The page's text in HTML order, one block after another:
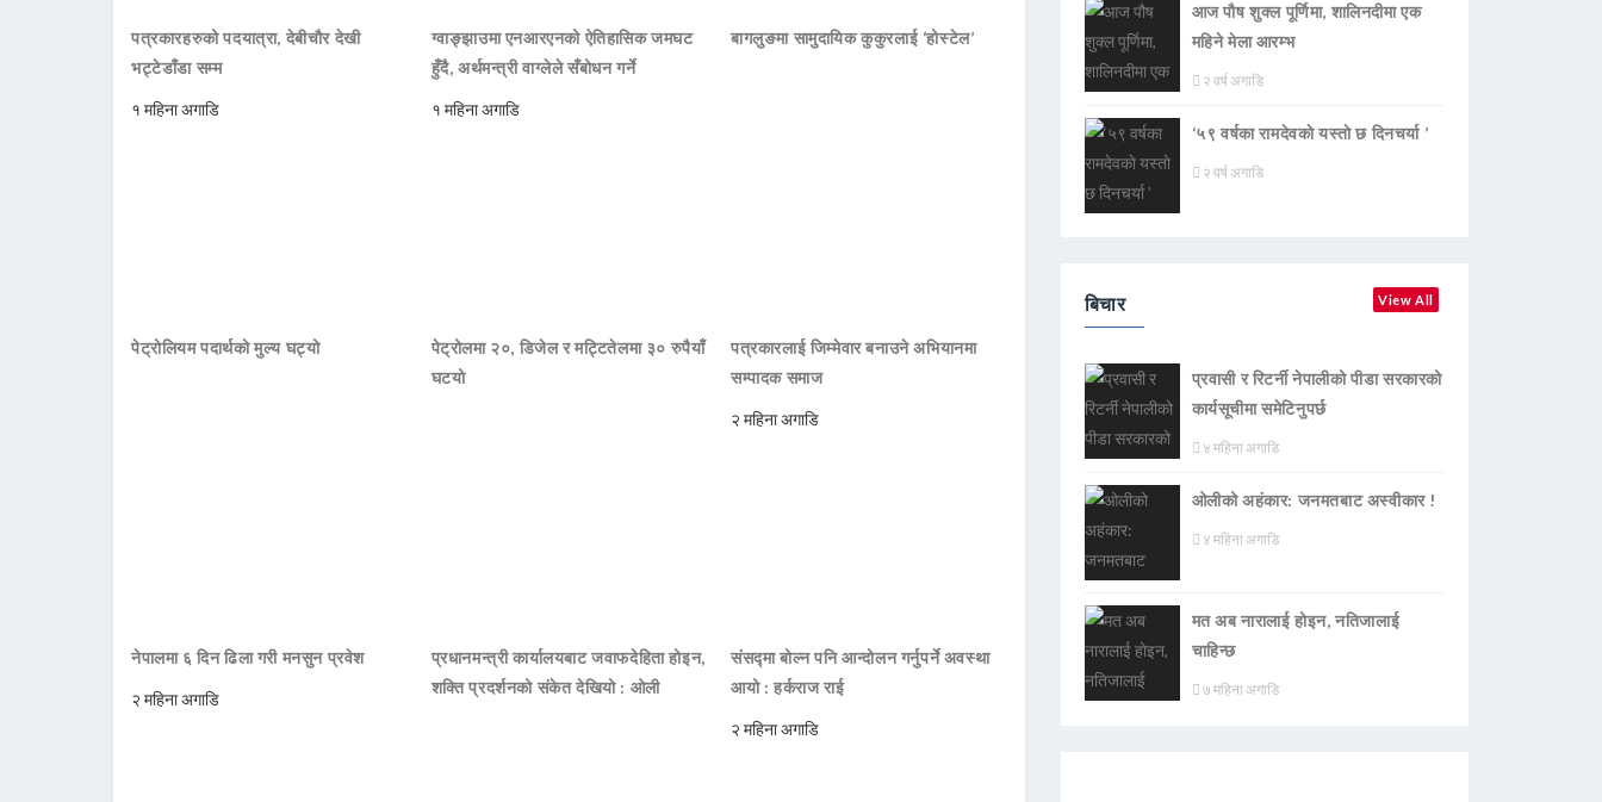
पत्रकारहरुको पदयात्रा, देबीचौर देखी
भट्टेडाँडा सम्म
१ महिना अगाडि
ग्वाङ्झाउमा एनआरएनको ऐतिहासिक जमघट
हुँदै, अर्थमन्त्री वाग्लेले सँबोधन गर्ने
१ महिना अगाडि
बागलुङमा सामुदायिक कुकुरलाई ‘होस्टेल’
पेट्रोलियम पदार्थको मुल्य घट्यो
पेट्रोलमा २०, डिजेल र मट्टितेलमा ३० रुपैयाँ
घटयो
पत्रकारलाई जिम्मेवार बनाउने अभियानमा
सम्पादक समाज
२ महिना अगाडि
नेपालमा ६ दिन ढिला गरी मनसुन प्रवेश
२ महिना अगाडि
प्रधानमन्त्री कार्यालयबाट जवाफदेहिता होइन,
शक्ति प्रदर्शनको संकेत देखियो : ओली
संसद्मा बोल्न पनि आन्दोलन गर्नुपर्ने अवस्था
आयो : हर्कराज राई
२ महिना अगाडि
आज पौष शुक्ल पूर्णिमा, शालिनदीमा एक
महिने मेला आरम्भ
२ वर्ष अगाडि
‘५९ वर्षका रामदेवकाे यस्ताे छ दिनचर्या ’
२ वर्ष अगाडि
बिचार View All
प्रवासी र रिटर्नी नेपालीको पीडा सरकारको
कार्यसूचीमा समेटिनुपर्छ
४ महिना अगाडि
ओलीको अहंकार: जनमतबाट अस्वीकार !
४ महिना अगाडि
मत अब नारालाई होइन, नतिजालाई
चाहिन्छ
७ महिना अगाडि